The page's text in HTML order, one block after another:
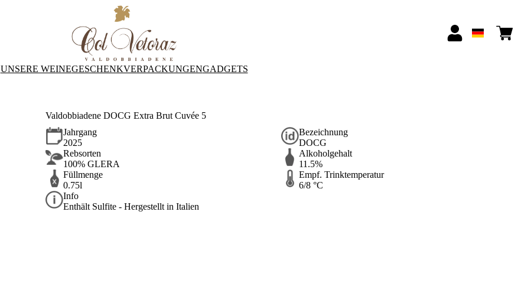
UNSERE WEINEGESCHENKVERPACKUNGENGADGETS
Valdobbiadene DOCG Extra Brut Cuvée 5
Jahrgang
2025
Bezeichnung
DOCG
Rebsorten
100% GLERA
Alkoholgehalt
11.5%
Füllmenge
0.75l
Empf. Trinktemperatur
6/8 °C
Info
Enthält Sulfite - Hergestellt in Italien